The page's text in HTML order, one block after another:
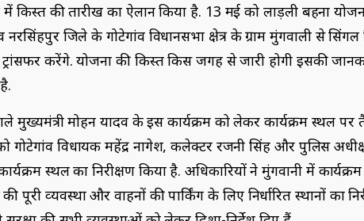
किस्‍त की तारीख का ऐलान किया है. 13 मई को लाड़ली बहना
नरसिंहपुर जिले के गोटेगांव विधानसभा क्षेत्र के ग्राम मुंगवाली से
करेंगे. योजना की किस्‍त किस जगह से जारी होगी इसकी
मुख्‍यमंत्री मोहन यादव के इस कार्यक्रम को लेकर कार्यक्रम स्‍थल पर
गोटेगांव विधायक महेंद्र नागेश, कलेक्टर रजनी सिंह और पुलिस
स्‍थल का निरीक्षण किया है. अधिकारियों ने मुंगवानी में
की पूरी व्‍यवस्‍था और वाहनों की पार्किंग के लिए निर्धारित स्‍थानों का